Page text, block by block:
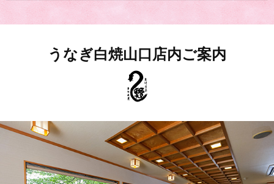
うなぎ白焼山口店内ご案内